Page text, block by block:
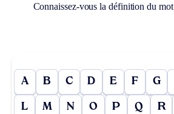
Connaissez-vous la définition du mot
A B C D E F G
L M N O P Q R